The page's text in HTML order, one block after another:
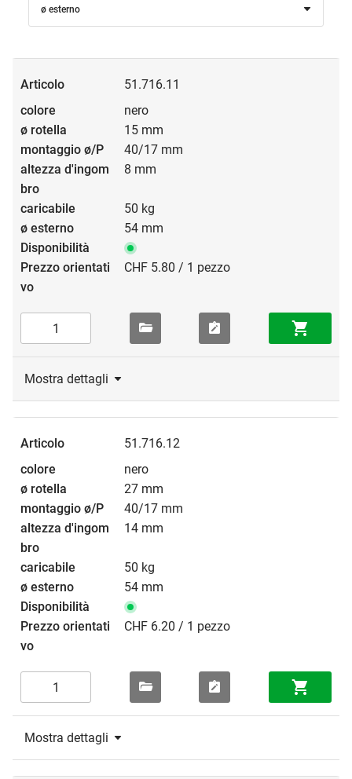
ø esterno
51.716.11
nero
15 mm
40/17 mm
8 mm
50 kg
54 mm
CHF 5.80 / 1 pezzo
Mostra dettagli
51.716.12
nero
27 mm
40/17 mm
14 mm
50 kg
54 mm
CHF 6.20 / 1 pezzo
Mostra dettagli